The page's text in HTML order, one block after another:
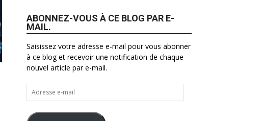
ABONNEZ-VOUS À CE BLOG PAR E-
MAIL.
Saisissez votre adresse e-mail pour vous abonner
à ce blog et recevoir une notification de chaque
nouvel article par e-mail.
Adresse
e-
mail